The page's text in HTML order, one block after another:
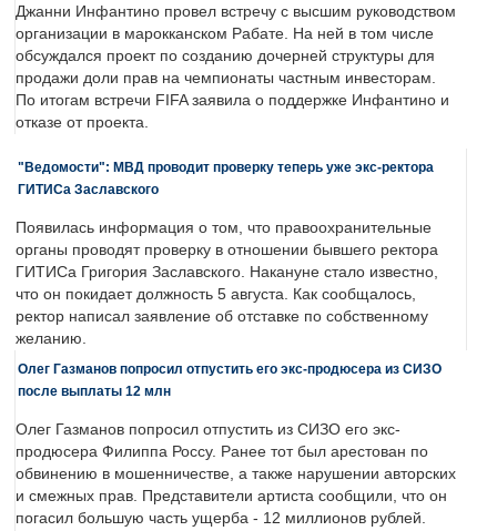
Джанни Инфантино провел встречу с высшим руководством
организации в марокканском Рабате. На ней в том числе
обсуждался проект по созданию дочерней структуры для
продажи доли прав на чемпионаты частным инвесторам.
По итогам встречи FIFA заявила о поддержке Инфантино и
отказе от проекта.
"Ведомости": МВД проводит проверку теперь уже экс-ректора
ГИТИСа Заславского
Появилась информация о том, что правоохранительные
органы проводят проверку в отношении бывшего ректора
ГИТИСа Григория Заславского. Накануне стало известно,
что он покидает должность 5 августа. Как сообщалось,
ректор написал заявление об отставке по собственному
желанию.
Олег Газманов попросил отпустить его экс-продюсера из СИЗО
после выплаты 12 млн
Олег Газманов попросил отпустить из СИЗО его экс-
продюсера Филиппа Россу. Ранее тот был арестован по
обвинению в мошенничестве, а также нарушении авторских
и смежных прав. Представители артиста сообщили, что он
погасил большую часть ущерба - 12 миллионов рублей.